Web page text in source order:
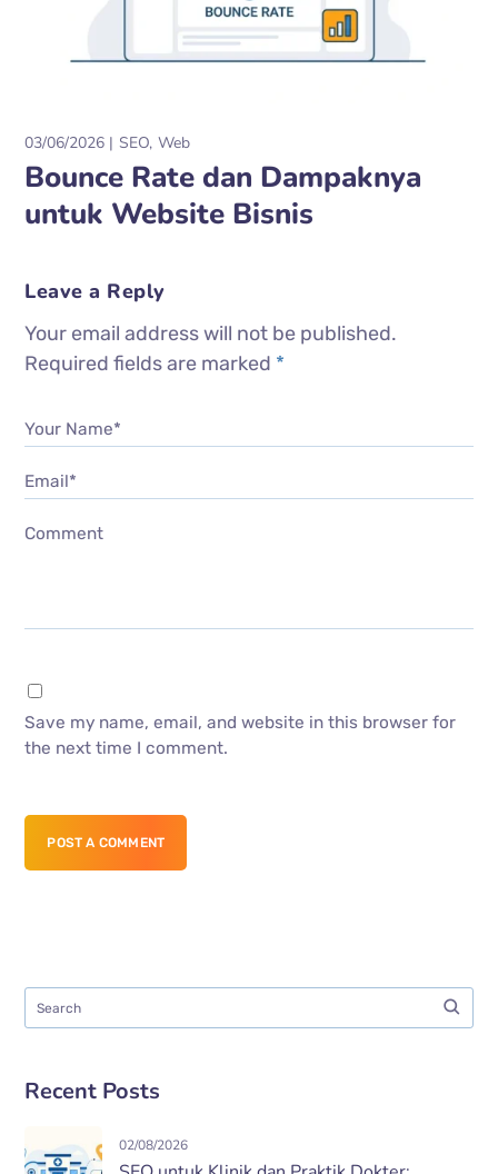
03/06/2026 SEO Web
Bounce Rate dan Dampaknya
untuk Website Bisnis
Leave a Reply
Your email address will not be published.
Required fields are marked *
Your Name*
Email*
Comment
Save my name, email, and website in this browser for
the next time I comment.
POST A COMMENT
Recent Posts
02/08/2026